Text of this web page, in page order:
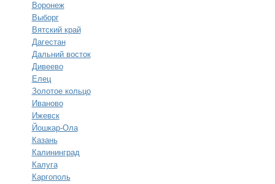
Воронеж
Выборг
Вятский край
Дагестан
Дальний восток
Дивеево
Елец
Золотое кольцо
Иваново
Ижевск
Йошкар-Ола
Казань
Калининград
Калуга
Каргополь